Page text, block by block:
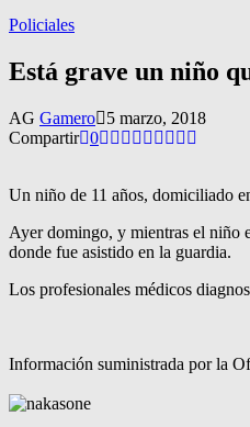
Policiales
Está grave un niño
AG Gamero
5 marzo, 2018
Compartir 0
Un niño de 11 años, domiciliado
Ayer domingo, y mientras el niño
donde fue asistido en la guardia.
Los profesionales médicos
Información suministrada por la